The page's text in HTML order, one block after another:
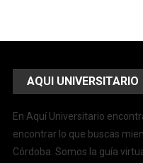
AQUI UNIVERSITARIO
En Aquí Universitario
encontrar lo que buscas
Córdoba. Somos la guía